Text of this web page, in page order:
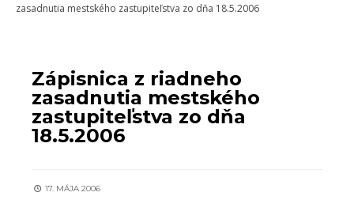
zasadnutia mestského zastupiteľstva zo dňa 18.5.2006
Zápisnica z riadneho
zasadnutia mestského
zastupiteľstva zo dňa
18.5.2006
17. MÁJA 2006